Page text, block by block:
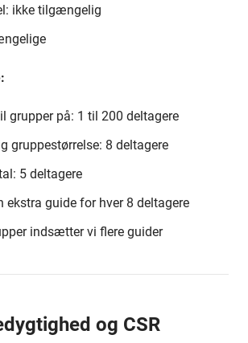
ikke tilgængelig
grupper på: 1 til 200 deltagere
gruppestørrelse: 8 deltagere
5 deltagere
ekstra guide for hver 8 deltagere
indsætter vi flere guider
og CSR